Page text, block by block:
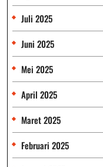
Juli 2025
Juni 2025
Mei 2025
April 2025
Maret 2025
Februari 2025